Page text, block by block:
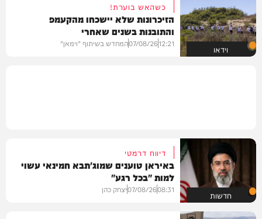
וידאו
כשהאש בוערת!
הזיכרונות שלא יישכחו מהקעמפ
והתובנות בשנים שאחרי
12:21
07/08/26המחדש בשיתוף "וימאן"
חדשות
דיווח דרמטי
באיראן טוענים שמוג'תבא חמינאי עשוי
למות "בכל רגע"
08:31
07/08/26יצחק כהן